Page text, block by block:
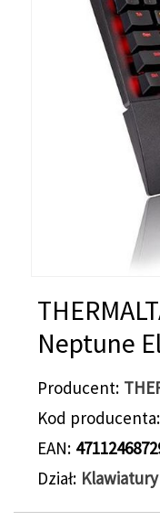
Neptune
Producent
Kod producenta
EAN
Dział